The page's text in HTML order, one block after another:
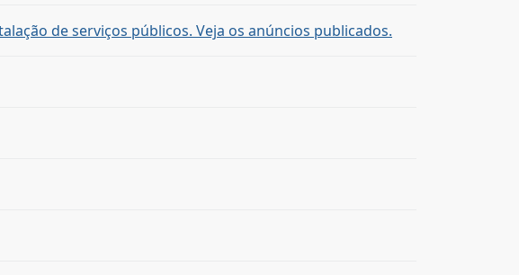
de serviços públicos. Veja os anúncios publicados.